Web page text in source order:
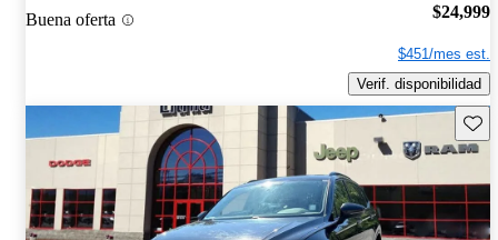
Buena oferta $24,999
$451/mes est.
Verif. disponibilidad